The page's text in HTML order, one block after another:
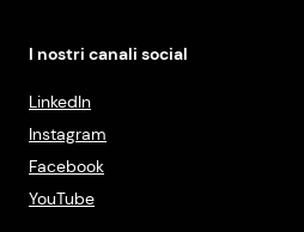
I nostri canali social
LinkedIn
Instagram
Facebook
YouTube